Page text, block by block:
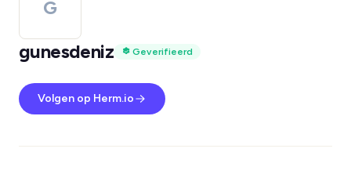
G
gunesdeniz
Geverifieerd
Volgen op Herm.io